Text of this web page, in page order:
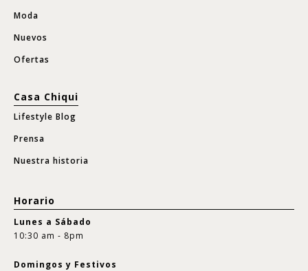
Moda
Nuevos
Ofertas
Casa Chiqui
Lifestyle Blog
Prensa
Nuestra historia
Horario
Lunes a Sábado
10:30 am - 8pm
Domingos y Festivos